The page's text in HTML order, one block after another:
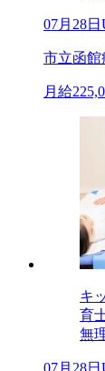
07月28日
市立函館
月給
キ
育
無